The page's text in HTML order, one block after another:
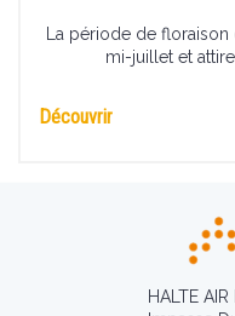
La période de
mi-juillet et
Découvrir
HALTE AIR